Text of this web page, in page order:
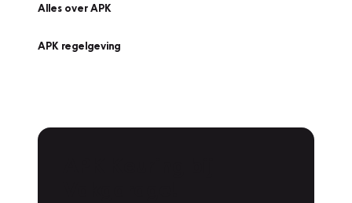
Alles over APK
APK regelgeving